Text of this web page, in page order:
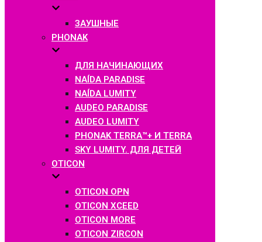
ЗАУШНЫЕ
PHONAK
ДЛЯ НАЧИНАЮЩИХ
NAÍDA PARADISE
NAÍDA LUMITY
AUDEO PARADISE
AUDEO LUMITY
PHONAK TERRA™+ И TERRA
SKY LUMITY. ДЛЯ ДЕТЕЙ
OTICON
OTICON OPN
OTICON XCEED
OTICON MORE
OTICON ZIRCON